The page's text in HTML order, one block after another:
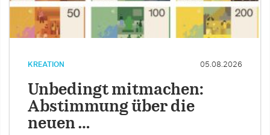
KREATION 05.08.2026
Unbedingt mitmachen:
Abstimmung über die
neuen …